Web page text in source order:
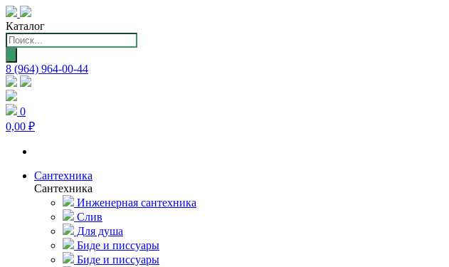
Каталог
Поиск
товаров
8 (964) 964-00-44
0
0,00 ₽
Сантехника
Сантехника
Инженерная сантехника
Слив
Для душа
Биде и писсуары
Биде и писсуары